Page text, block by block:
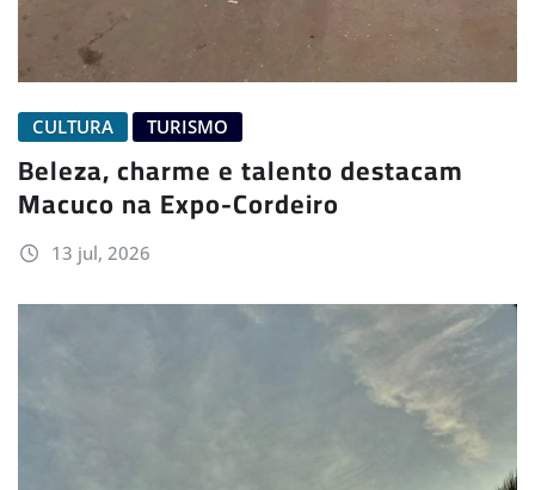
CULTURA TURISMO
Beleza, charme e talento destacam
Macuco na Expo-Cordeiro
13 jul, 2026